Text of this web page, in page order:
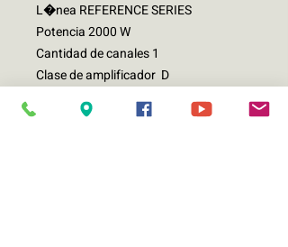
L�nea REFERENCE SERIES
Potencia 2000 W
Cantidad de canales 1
Clase de amplificador D
Impedancia 1 O